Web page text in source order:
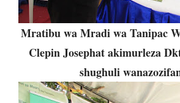
Mratibu wa Mradi wa Tanipac
Clepin Josephat akimurleza
shughuli